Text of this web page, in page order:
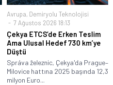
Avrupa, Demiryolu Teknolojisi
7 Ağustos 2026 18:13
Çekya ETCS’de Erken Teslim
Ama Ulusal Hedef 730 km’ye
Düştü
Správa železnic, Çekya'da Prague–
Milovice hattına 2025 başında 12,3
milyon Euro...